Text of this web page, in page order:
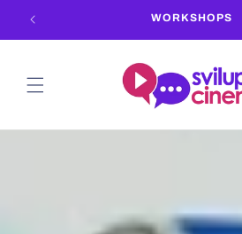
direttamente
WORKSHOPS